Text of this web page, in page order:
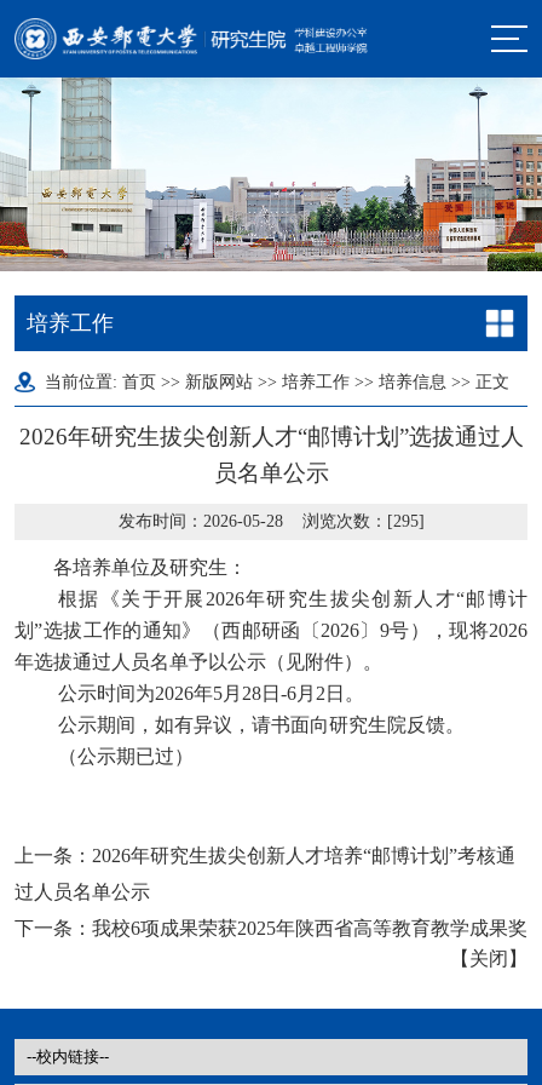
培养工作
当前位置: 首页 >> 新版网站 >> 培养工作 >> 培养信息 >> 正文
2026年研究生拔尖创新人才“邮博计划”选拔通过人
员名单公示
发布时间：2026-05-28 浏览次数：[295]
各培养单位及研究生：
根据《关于开展 2026年研究生拔尖创新人才“邮博计
划”选拔工作的通知》（西邮研函〔 2026〕 9号），现将2026
年选拔通过人员名单予以公示（见附件）。
公示时间为2026年5月28日 -6月 2日。
公示期间，如有异议，请书面向研究生院反馈。
（公示期已过）
上一条： 2026年研究生拔尖创新人才培养“邮博计划”考核通
过人员名单公示
下一条： 我校6项成果荣获2025年陕西省高等教育教学成果奖
【 关闭 】